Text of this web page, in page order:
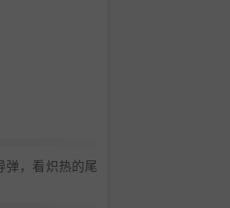
，看炽热的尾